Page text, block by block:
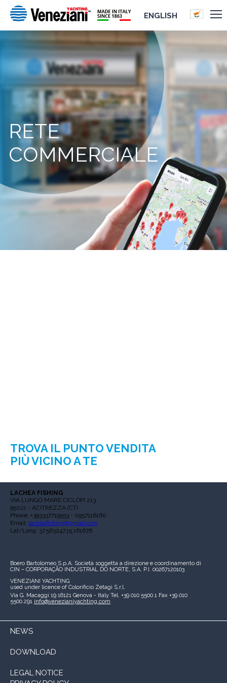
ENGLISH
RETE
COMMERCIALE
TROVA IL PUNTO VENDITA
PIÙ VICINO A TE
LACHEA FISHING
VIA LUNGO MARE CICLOPI 213
95021 - ACITREZZA (CT)
Phone: +393337719553 - 0957116160
Email: lacheafishing@gmail.com
Lat/Long: 37.563247,15.161676
Boero Bartolomeo S.p.A. Società soggetta a direzione e coordinamento di
CIN – CORPORAÇÃO INDUSTRIAL DO NORTE, S.A. P.I. 00267120103
VENEZIANI YACHTING
used under licence of Colorificio Zetagi S.r.l.
Via G. Macaggi 19 16121 Genova - Italy Tel. +39 010 5500.1 Fax +39 010
5500.291 info@venezianiyachting.com
NEWS
DOWNLOAD
LEGAL NOTICE